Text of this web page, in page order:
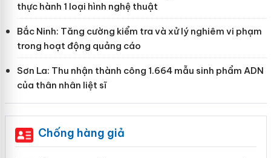
thực hành 1 loại hình nghệ thuật
Bắc Ninh: Tăng cường kiểm tra và xử lý nghiêm vi phạm
trong hoạt động quảng cáo
Sơn La: Thu nhận thành công 1.664 mẫu sinh phẩm ADN
của thân nhân liệt sĩ
Chống hàng giả